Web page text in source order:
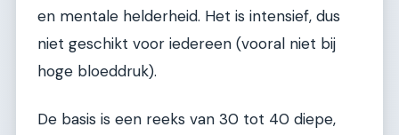
en mentale helderheid. Het is intensief, dus
niet geschikt voor iedereen (vooral niet bij
hoge bloeddruk).
De basis is een reeks van 30 tot 40 diepe,